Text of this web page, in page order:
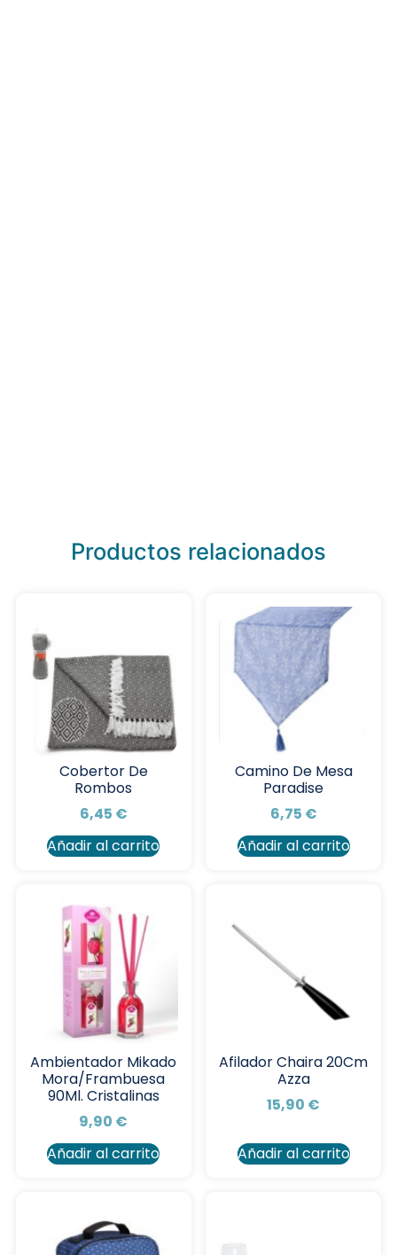
Productos relacionados
Cobertor De
Rombos
6,45 €
Añadir al carrito
Camino De Mesa
Paradise
6,75 €
Añadir al carrito
Ambientador Mikado
Mora/Frambuesa
90Ml. Cristalinas
9,90 €
Añadir al carrito
Afilador Chaira 20Cm
Azza
15,90 €
Añadir al carrito